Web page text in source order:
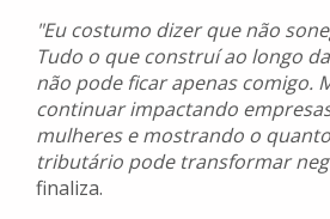
"Eu costumo dizer que não
Tudo o que construí ao longo
não pode ficar apenas comigo.
continuar impactando
mulheres e mostrando o
tributário pode transformar
finaliza.